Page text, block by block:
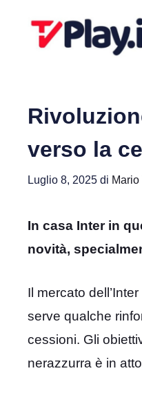
verso la
Luglio 8, 2025 di Mario
In casa Inter in
novità,
Il mercato
serve qualche
cessioni. Gli
nerazzurra è in